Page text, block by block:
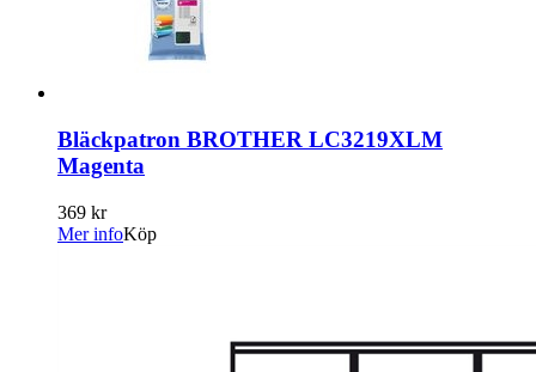
Bläckpatron BROTHER LC3219XLM
Magenta
369 kr
Mer infoKöp